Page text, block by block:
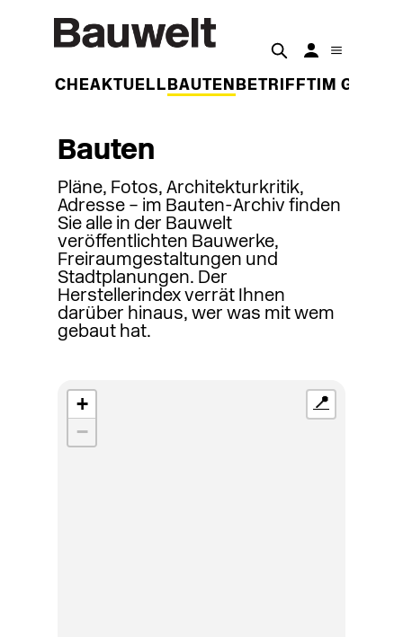
WOCHEAKTUELL BAUTEN BETRIFFT IM
Bauten
Pläne, Fotos, Architekturkritik,
Adresse – im Bauten-Archiv finden
Sie alle in der Bauwelt
veröffentlichten Bauwerke,
Freiraumgestaltungen und
Stadtplanungen. Der
Herstellerindex verrät Ihnen
darüber hinaus, wer was mit wem
gebaut hat.
+
−
📍